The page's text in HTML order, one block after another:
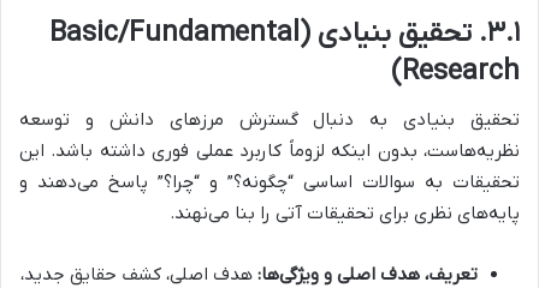
۳.۱. تحقیق بنیادی (Basic/Fundamental
Research)
تحقیق بنیادی به دنبال گسترش مرزهای دانش و توسعه
نظریه‌هاست، بدون اینکه لزوماً کاربرد عملی فوری داشته باشد. این
تحقیقات به سوالات اساسی “چگونه؟” و “چرا؟” پاسخ می‌دهند و
پایه‌های نظری برای تحقیقات آتی را بنا می‌نهند.
تعریف، هدف اصلی و ویژگی‌ها: هدف اصلی، کشف حقایق جدید،